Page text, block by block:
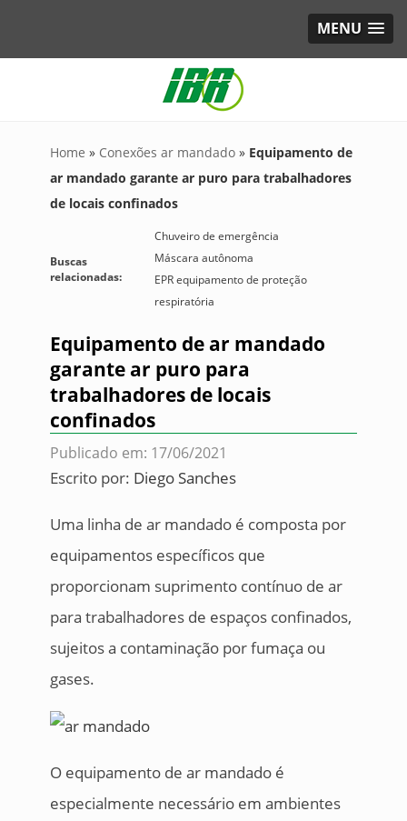
MENU
Home » Conexões ar mandado » Equipamento de
ar mandado garante ar puro para trabalhadores
de locais confinados
Buscas
relacionadas:
Chuveiro de emergência
Máscara autônoma
EPR equipamento de proteção
respiratória
Equipamento de ar mandado
garante ar puro para
trabalhadores de locais
confinados
Publicado em: 17/06/2021
Escrito por: Diego Sanches
Uma linha de ar mandado é composta por
equipamentos específicos que
proporcionam suprimento contínuo de ar
para trabalhadores de espaços confinados,
sujeitos a contaminação por fumaça ou
gases.
O equipamento de ar mandado é
especialmente necessário em ambientes